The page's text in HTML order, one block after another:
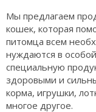
Мы предлагаем
кошек, которая
питомца всем
нуждаются в
специальную
здоровыми и
корма, игрушки,
многое другое.